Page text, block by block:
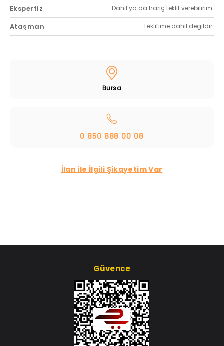
Ekspertiz Dahil ya da hariç teklif verebilirim.
Ataşman Teklifime dahil değildir.
Bursa
0 850 888 00 08
İlan ile İlgili Şikayetim Var
Güvence